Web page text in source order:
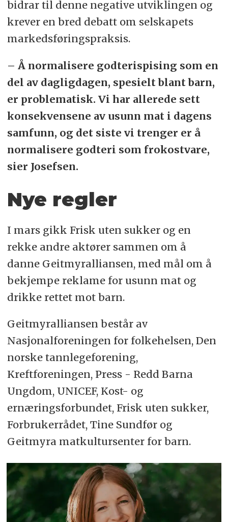
bidrar til denne negative utviklingen og
krever en bred debatt om selskapets
markedsføringspraksis.
– Å normalisere godterispising som en
del av dagligdagen, spesielt blant barn,
er problematisk. Vi har allerede sett
konsekvensene av usunn mat i dagens
samfunn, og det siste vi trenger er å
normalisere godteri som frokostvare,
sier Josefsen.
Nye regler
I mars gikk Frisk uten sukker og en
rekke andre aktører sammen om å
danne Geitmyralliansen, med mål om å
bekjempe reklame for usunn mat og
drikke rettet mot barn.
Geitmyralliansen består av
Nasjonalforeningen for folkehelsen, Den
norske tannlegeforening,
Kreftforeningen, Press - Redd Barna
Ungdom, UNICEF, Kost- og
ernæringsforbundet, Frisk uten sukker,
Forbrukerrådet, Tine Sundfør og
Geitmyra matkultursenter for barn.